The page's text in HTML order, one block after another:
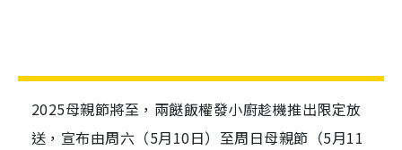
2025母親節將至，兩餸飯權發小廚趁機推出限定放
送，宣布由周六（5月10日）至周日母親節（5月11